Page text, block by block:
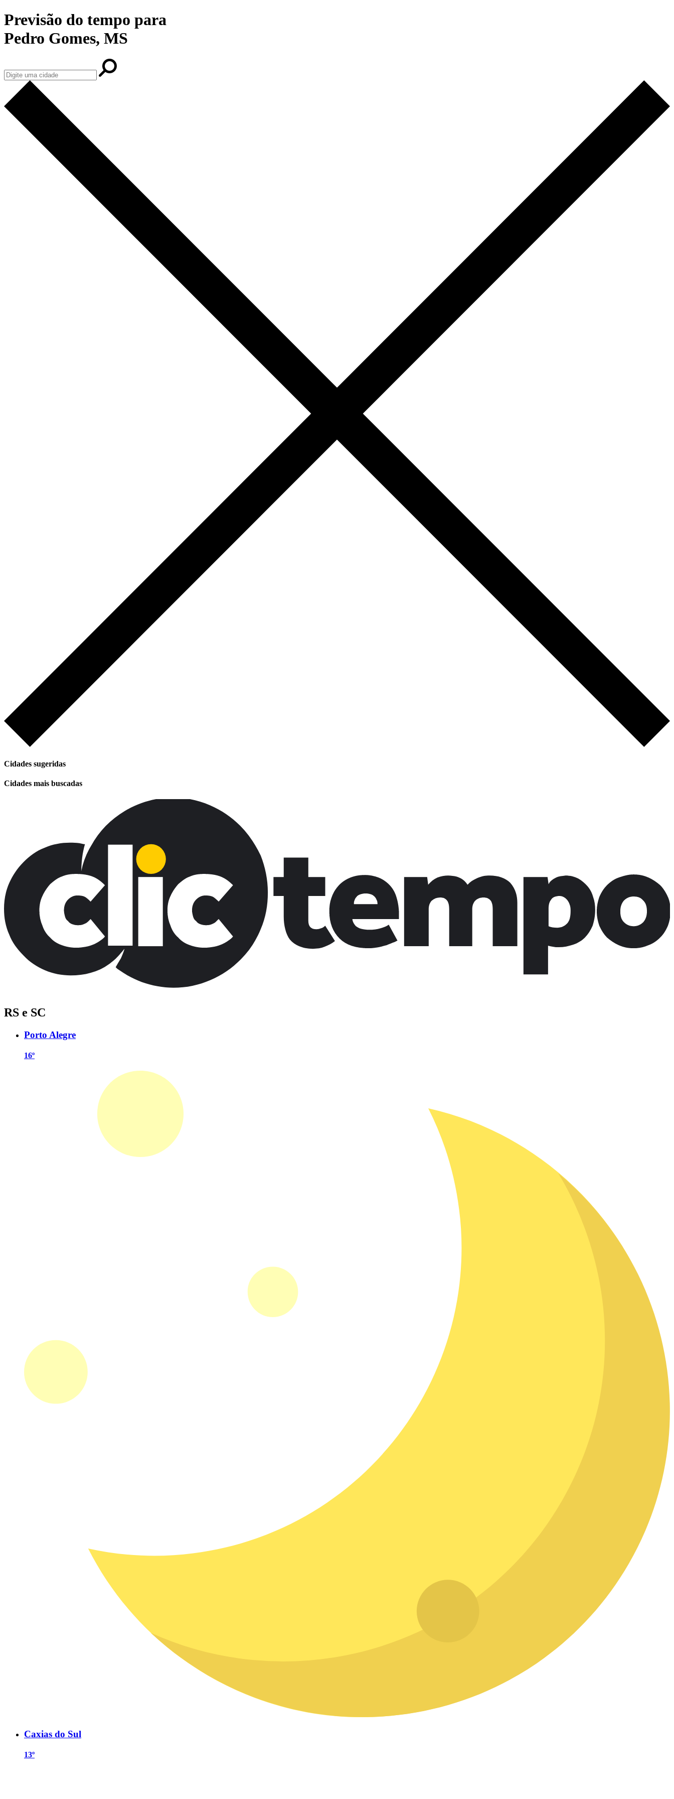
Previsão do tempo para
Pedro Gomes, MS
Cidades sugeridas
Cidades mais buscadas
RS e SC
Porto Alegre
16º
Caxias do Sul
13º